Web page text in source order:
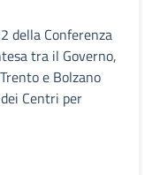
della Conferenza
tra il Governo,
e Bolzano
Centri per